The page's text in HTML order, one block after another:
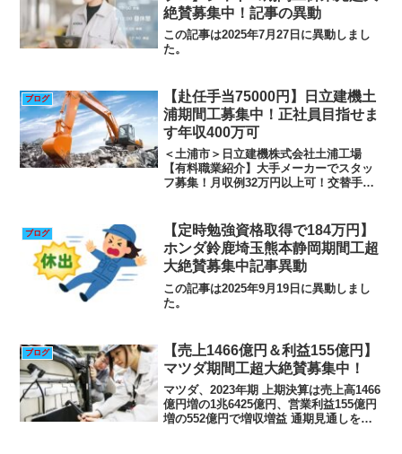
絶賛募集中！記事の異動
この記事は2025年7月27日に異動しまし
た。
ブログ
【赴任手当75000円】日立建機土
浦期間工募集中！正社員目指せま
す年収400万可
＜土浦市＞日立建機株式会社土浦工場
【有料職業紹介】大手メーカーでスタッ
フ募集！月収例32万円以上可！交替手当
124日！求人情報 業種 車・バイク・重機
系 職種 加工組...
ブログ
【定時勉強資格取得で184万円】
ホンダ鈴鹿埼玉熊本静岡期間工超
大絶賛募集中記事異動
この記事は2025年9月19日に異動しまし
た。
ブログ
【売上1466億円＆利益155億円】
マツダ期間工超大絶賛募集中！
マツダ、2023年期 上期決算は売上高1466
億円増の1兆6425億円、営業利益155億円
増の552億円で増収増益 通期見通しを全